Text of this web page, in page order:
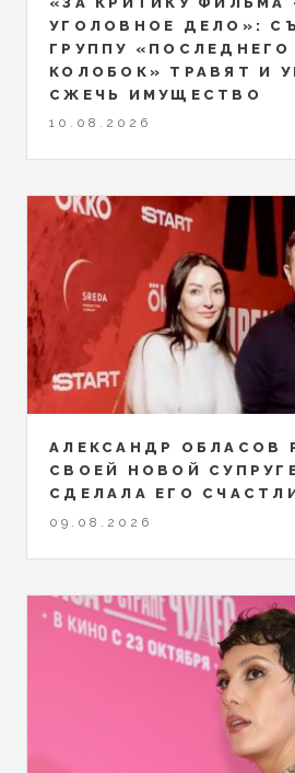
УГОЛОВНОЕ ДЕЛО»:
ГРУППУ
КОЛОБОК» ТРАВЯТ И
СЖЕЧЬ ИМУЩЕСТВО
10.08.2026
АЛЕКСАНДР ОБЛАСОВ
СВОЕЙ НОВОЙ
СДЕЛАЛА ЕГО
09.08.2026